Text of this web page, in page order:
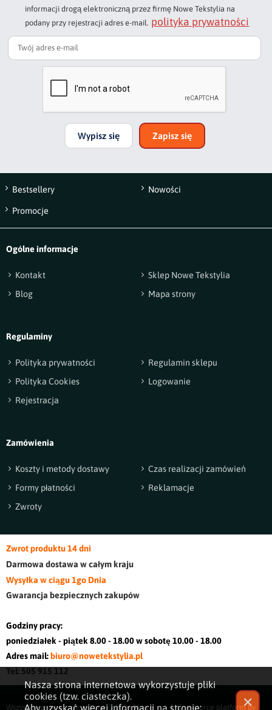
Wyślij opinię
informacji drogą elektroniczną przez firmę Nowe Tekstylia na
podany przy rejestracji adres e-mail. polityka prywatności
Wypisz się Zapisz się
Bestsellery Nowości
Promocje
Ogólne informacje
Kontakt
Sklep Nowe Tekstylia
Blog
Mapa strony
Regulaminy
Polityka prywatności
Regulamin sklepu
Polityka Cookies
Logowanie
Rejestracja
Zamówienia
Koszty i metody dostawy
Czas realizacji zamówień
Formy płatności
Reklamacje
Zwroty
Zwrot produktu 14 dni
Darmowa dostawa w całym kraju
Wysyłka w ciągu 1go Dnia
Gwarancja bezpiecznych zakupów
Godziny pracy:
poniedziałek - piątek 8.00 - 18.00 w sobotę 10.00 - 18.00
Adres mail: biuro@nowetekstylia.pl
Tel: 505 915 112
Wszystkie prawa zastrzeżone © 2026Nowe E-Commerce platform by
Nasza strona internetowa wykorzystuje pliki
cookies (tzw. ciasteczka).
Aby uzyskać więcej informacji na stronie:
✕